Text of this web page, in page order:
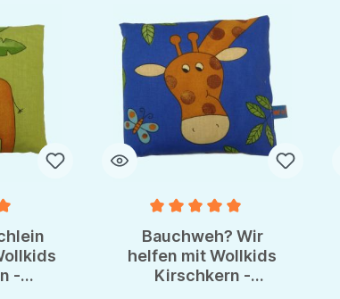
Bewertung von 5 von 5 Sternen
-
Durchschnittliche Bewertung
Bauchweh? Wir
helfen mit Wollkids
Kirschkern -